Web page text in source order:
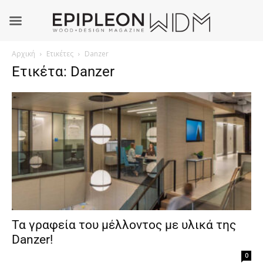
Αρχική Ετικέτες Danzer
Ετικέτα: Danzer
Τα γραφεία του μέλλοντος με υλικά της
Danzer!
0